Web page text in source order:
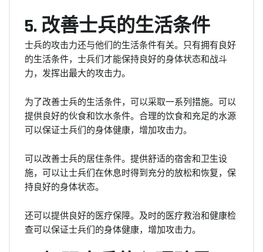
5. 改善士兵的生活条件
士兵的攻击力还与他们的生活条件有关。只有拥有良好
的生活条件，士兵们才能保持良好的身体状态和战斗
力，发挥出最大的攻击力。
为了改善士兵的生活条件，可以采取一系列措施。可以
提供良好的伙食和饮水条件。合理的饮食和充足的水源
可以保证士兵们的身体健康，增加攻击力。
可以改善士兵的居住条件。提供舒适的宿舍和卫生设
施，可以让士兵们在休息时得到充分的放松和恢复，保
持良好的身体状态。
还可以提供良好的医疗保障。及时的医疗救治和健康检
查可以保证士兵们的身体健康，增加攻击力。